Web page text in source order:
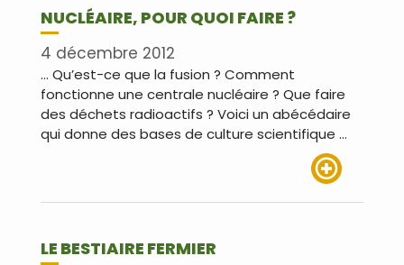
NUCLÉAIRE, POUR QUOI FAIRE ?
4 décembre 2012
… Qu’est-ce que la fusion ? Comment
fonctionne une centrale nucléaire ? Que faire
des déchets radioactifs ? Voici un abécédaire
qui donne des bases de culture scientifique …
LE BESTIAIRE FERMIER